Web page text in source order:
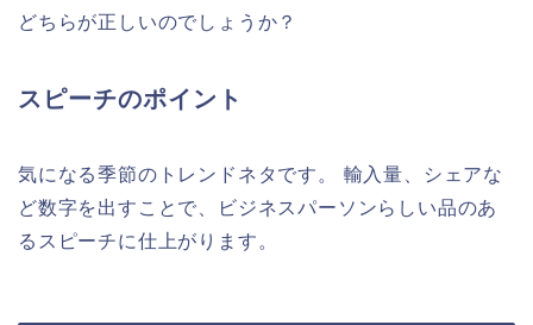
どちらが正しいのでしょうか？
スピーチのポイント
気になる季節のトレンドネタです。 輸入量、シェアな
ど数字を出すことで、ビジネスパーソンらしい品のあ
るスピーチに仕上がります。